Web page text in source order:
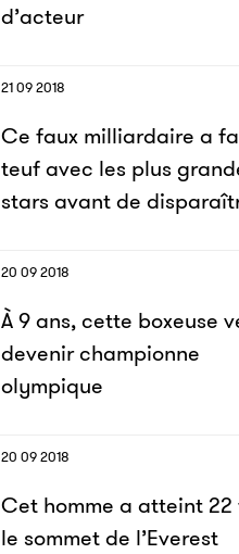
d’acteur
21 09 2018
Ce faux milliardaire a
teuf avec les plus
stars avant de
20 09 2018
À 9 ans, cette boxeuse
devenir championne
olympique
20 09 2018
Cet homme a atteint 22
le sommet de l’Everest